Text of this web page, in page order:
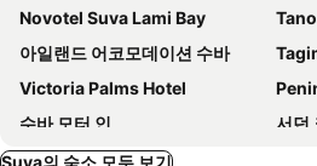
Novotel Suva Lami Bay
아일랜드 어코모데이션 수바
Victoria Palms Hotel
수바 모터 인
서던
James Cook Hotel
Suva의 숙소 모두 보기